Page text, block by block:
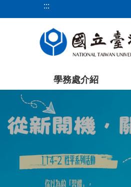
到
塊
:::
學務處介紹